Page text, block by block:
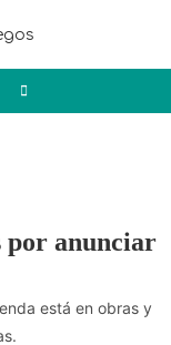
por anunciar
está en obras y